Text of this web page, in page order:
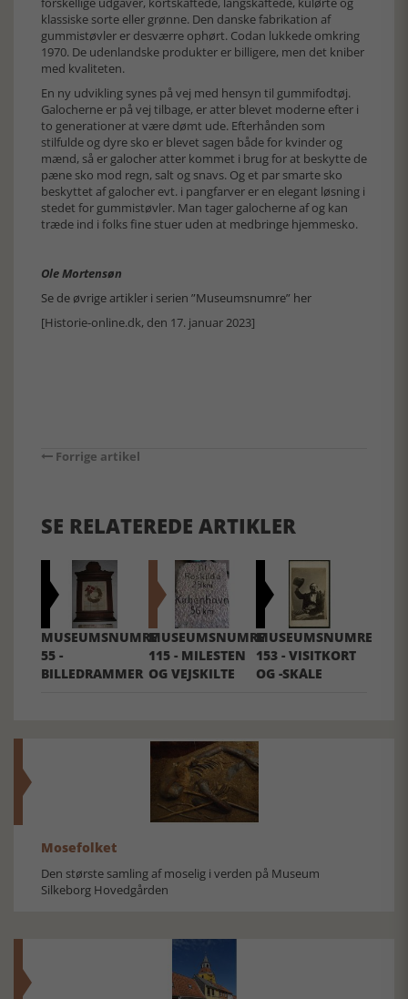
klassiske sorte eller grønne. Den danske fabrikation af
gummistøvler er desværre ophørt. Codan lukkede omkring
1970. De udenlandske produkter er billigere, men det kniber
med kvaliteten.
En ny udvikling synes på vej med hensyn til gummifodtøj.
Galocherne er på vej tilbage, er atter blevet moderne efter i
to generationer at være dømt ude. Efterhånden som
stilfulde og dyre sko er blevet sagen både for kvinder og
mænd, så er galocher atter kommet i brug for at beskytte de
pæne sko mod regn, salt og snavs. Og et par smarte sko
beskyttet af galocher evt. i pangfarver er en elegant løsning i
stedet for gummistøvler. Man tager galocherne af og kan
træde ind i folks fine stuer uden at medbringe hjemmesko.
Ole Mortensøn
Se de øvrige artikler i serien ”Museumsnumre” her
[Historie-online.dk, den 17. januar 2023]
Forrige artikel
SE RELATEREDE ARTIKLER
MUSEUMSNUMRE
55 -
BILLEDRAMMER
MUSEUMSNUMRE
115 - MILESTEN
OG VEJSKILTE
MUSEUMSNUMRE
153 - VISITKORT
OG -SKÅLE
Mosefolket
Den største samling af moselig i verden på Museum
Silkeborg Hovedgården